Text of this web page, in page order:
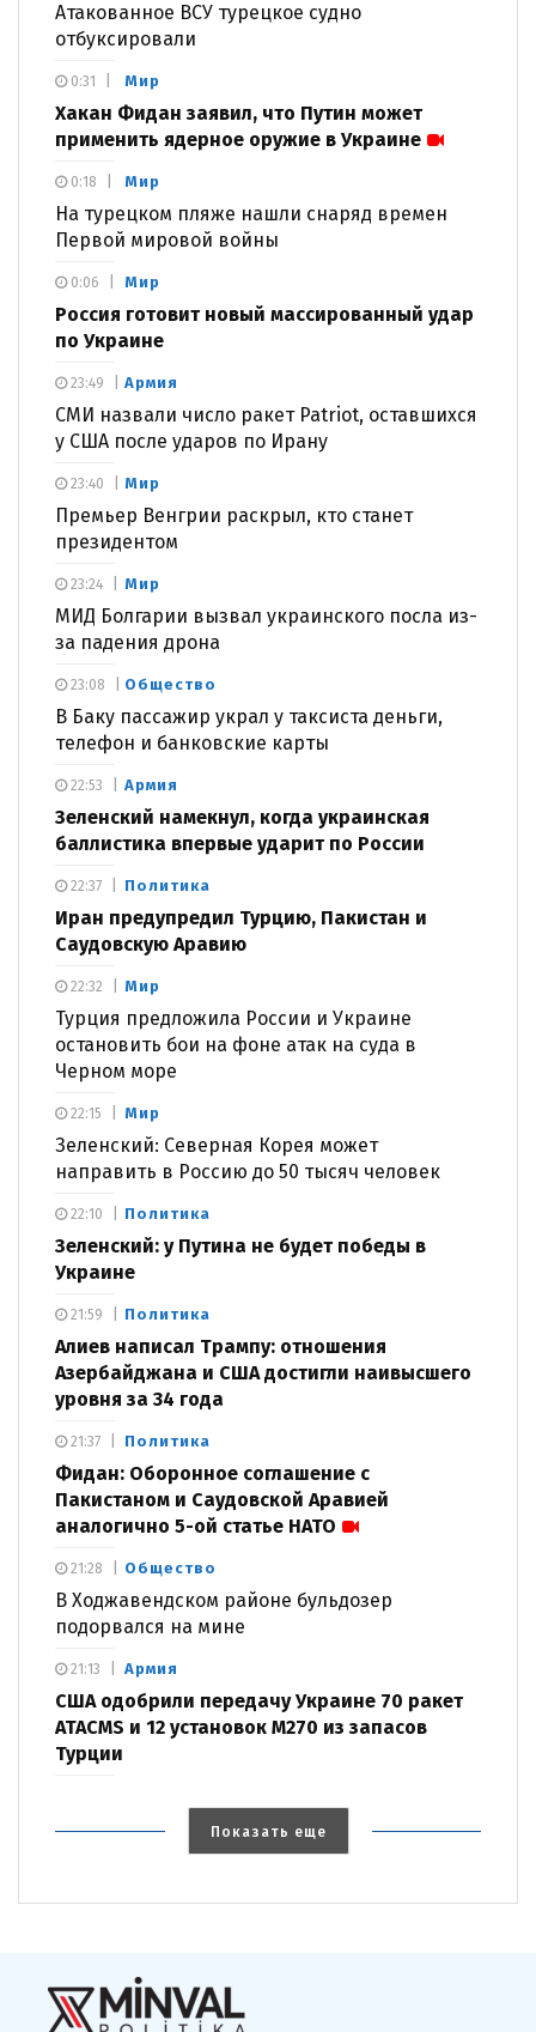
Атакованное ВСУ турецкое судно
отбуксировали
Мир
Хакан Фидан заявил, что Путин может
применить ядерное оружие в Украине
0:31
Мир
На турецком пляже нашли снаряд времен
Первой мировой войны
0:18
Мир
Россия готовит новый массированный удар
по Украине
0:06
Армия
СМИ назвали число ракет Patriot, оставшихся
у США после ударов по Ирану
23:49
Мир
Премьер Венгрии раскрыл, кто станет
президентом
23:40
Мир
МИД Болгарии вызвал украинского посла из-
за падения дрона
23:24
Общество
В Баку пассажир украл у таксиста деньги,
телефон и банковские карты
23:08
Армия
Зеленский намекнул, когда украинская
баллистика впервые ударит по России
22:53
Политика
Иран предупредил Турцию, Пакистан и
Саудовскую Аравию
22:37
Мир
Турция предложила России и Украине
остановить бои на фоне атак на суда в
Черном море
22:32
Мир
Зеленский: Северная Корея может
направить в Россию до 50 тысяч человек
22:15
Политика
Зеленский: у Путина не будет победы в
Украине
22:10
Политика
Алиев написал Трампу: отношения
Азербайджана и США достигли наивысшего
уровня за 34 года
21:59
Политика
Фидан: Оборонное соглашение с
Пакистаном и Саудовской Аравией
аналогично 5-ой статье НАТО
21:37
Общество
В Ходжавендском районе бульдозер
подорвался на мине
21:28
Армия
США одобрили передачу Украине 70 ракет
ATACMS и 12 установок M270 из запасов
Турции
21:13
Показать еще